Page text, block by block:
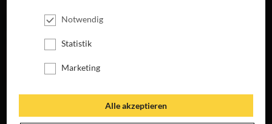
AUGE UM AUGE
RAY, DVD &
LOVE HAPPENS
JETZT AUF BLU-
RAY, DVD &
Notwendig
Statistik
Marketing
Alle akzeptieren